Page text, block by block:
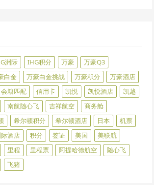
洲际 IHG积分 万豪
万豪Q3
白金 万豪白金挑战 万豪积分
万豪酒店
会籍匹配 信用卡 凯悦 凯悦酒店
凯越
南航随心飞 吉祥航空
商务舱
希尔顿积分 希尔顿酒店 日本
机票
酒店 积分 签证 美国
美联航
里程 里程票 阿提哈德航空
随心飞
飞猪